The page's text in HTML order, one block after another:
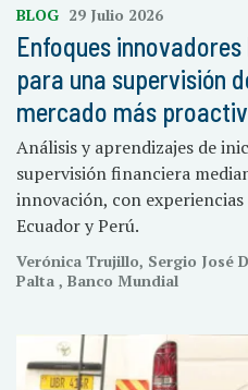
BLOG 29 Julio 2026
Enfoques
para una supervisión
mercado más
Análisis y aprendizajes de
supervisión financiera
innovación, con
Ecuador y Perú.
Verónica Trujillo, Sergio José
Palta , Banco Mundial